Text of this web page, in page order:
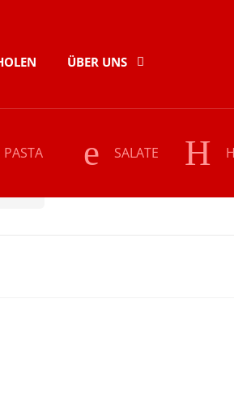
ÜBER UNS
PASTA SALATE